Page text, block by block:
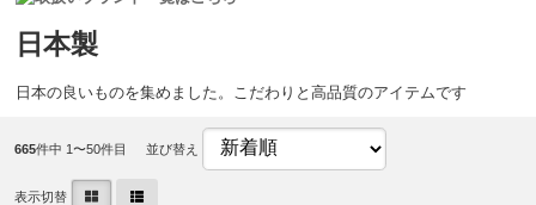
日本製
日本の良いものを集めました。こだわりと高品質のアイテムです
665件中 1〜50件目 並び替え
表示切替